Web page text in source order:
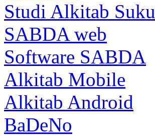
Studi Alkitab Suku
SABDA web
Software SABDA
Alkitab Mobile
Alkitab Android
BaDeNo